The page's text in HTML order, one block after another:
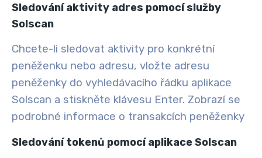
Sledování aktivity adres pomocí služby
Solscan
Chcete-li sledovat aktivity pro konkrétní
peněženku nebo adresu, vložte adresu
peněženky do vyhledávacího řádku aplikace
Solscan a stiskněte klávesu Enter. Zobrazí se
podrobné informace o transakcích peněženky
Sledování tokenů pomocí aplikace Solscan